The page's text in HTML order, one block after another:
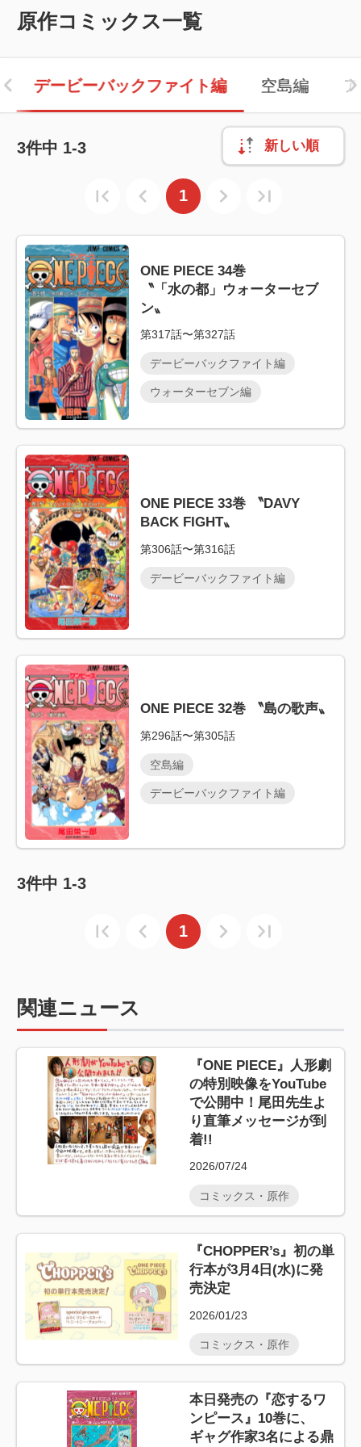
原作コミックス一覧
デービーバックファイト編 空島編
3件中 1-3
1
新しい順
ONE PIECE 34巻
〝「水の都」ウォーターセブ
ン〟
第317話〜第327話
デービーバックファイト編
ウォーターセブン編
ONE PIECE 33巻 〝DAVY
BACK FIGHT〟
第306話〜第316話
デービーバックファイト編
ONE PIECE 32巻 〝島の歌声〟
第296話〜第305話
空島編
デービーバックファイト編
3件中 1-3
1
関連ニュース
『ONE PIECE』人形劇
の特別映像をYouTube
で公開中！尾田先生よ
り直筆メッセージが到
着!!
2026/07/24
コミックス・原作
『CHOPPER’s』初の単
行本が3月4日(水)に発
売決定
2026/01/23
コミックス・原作
本日発売の『恋するワ
ンピース』10巻に、
ギャグ作家3名による鼎